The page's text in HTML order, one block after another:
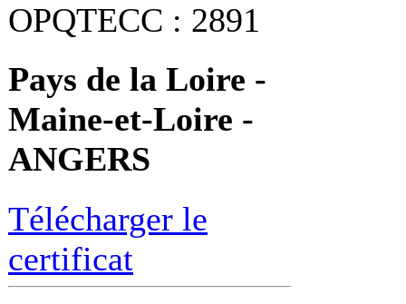
OPQTECC : 2891
Pays de la Loire -
Maine-et-Loire -
ANGERS
Télécharger le
certificat